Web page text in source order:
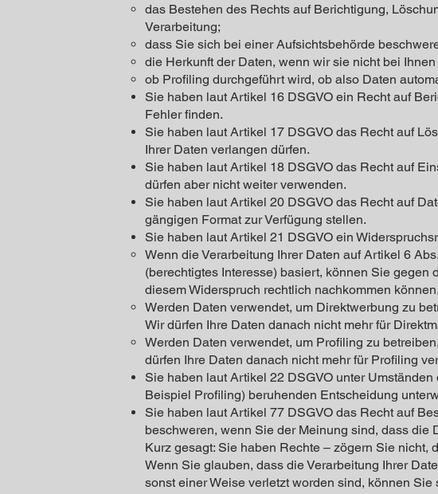
das Bestehen des Rechts auf Berichtigung,
Verarbeitung;
dass Sie sich bei einer Aufsichtsbehörde
die Herkunft der Daten, wenn wir sie nicht bei
ob Profiling durchgeführt wird, ob also Daten
Sie haben laut Artikel 16 DSGVO ein Recht auf
Fehler finden.
Sie haben laut Artikel 17 DSGVO das Recht auf
Ihrer Daten verlangen dürfen.
Sie haben laut Artikel 18 DSGVO das Recht auf
dürfen aber nicht weiter verwenden.
Sie haben laut Artikel 20 DSGVO das Recht auf
gängigen Format zur Verfügung stellen.
Sie haben laut Artikel 21 DSGVO ein
Wenn die Verarbeitung Ihrer Daten auf Artikel 6
(berechtigtes Interesse) basiert, können Sie gegen
diesem Widerspruch rechtlich nachkommen können.
Werden Daten verwendet, um Direktwerbung zu
Wir dürfen Ihre Daten danach nicht mehr für
Werden Daten verwendet, um Profiling zu
dürfen Ihre Daten danach nicht mehr für Profiling
Sie haben laut Artikel 22 DSGVO unter
Beispiel Profiling) beruhenden Entscheidung
Sie haben laut Artikel 77 DSGVO das Recht auf
beschweren, wenn Sie der Meinung sind, dass
Kurz gesagt: Sie haben Rechte – zögern Sie
Wenn Sie glauben, dass die Verarbeitung Ihrer
sonst einer Weise verletzt worden sind, können